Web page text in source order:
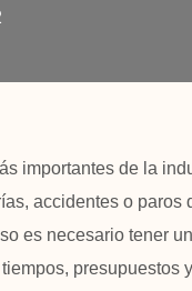
importantes de la
accidentes o paros
es necesario tener
presupuestos